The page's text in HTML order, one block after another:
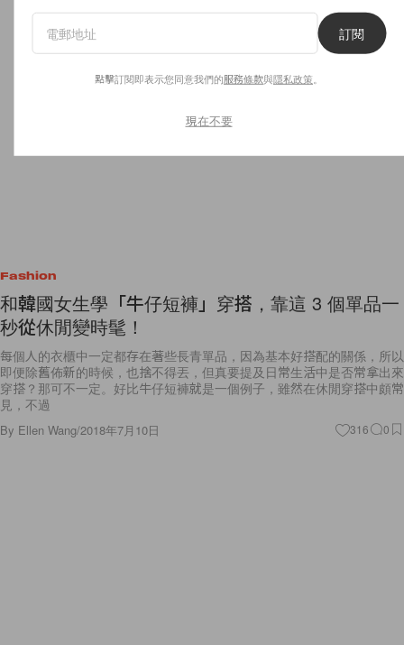
Fashion
和韓國女生學「牛仔短褲」穿搭，靠這 3 個單品一
秒從休閒變時髦！
每個人的衣櫃中一定都存在著些長青單品，因為基本好搭配的關係，所以
即便除舊佈新的時候，也捨不得丟，但真要提及日常生活中是否常拿出來
穿搭？那可不一定。好比牛仔短褲就是一個例子，雖然在休閒穿搭中頗常
見，不過
By Ellen Wang/2018年7月10日 316 0
訂閱
點擊訂閱即表示您同意我們的服務條款與隱私政策
現在不要